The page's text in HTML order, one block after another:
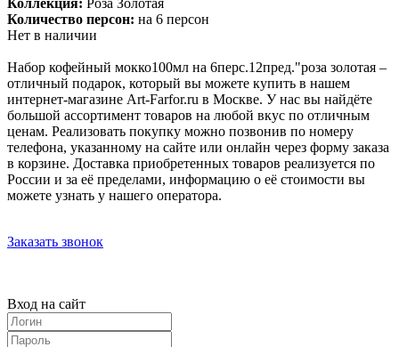
Количество персон: на 6 персон
Нет в наличии
Набор кофейный мокко100мл на 6перс.12пред."роза золотая –
отличный подарок, который вы можете купить в нашем
интернет-магазине Art-Farfor.ru в Москве. У нас вы найдёте
большой ассортимент товаров на любой вкус по отличным
ценам. Реализовать покупку можно позвонив по номеру
телефона, указанному на сайте или онлайн через форму заказа
в корзине. Доставка приобретенных товаров реализуется по
России и за её пределами, информацию о её стоимости вы
можете узнать у нашего оператора.
Заказать звонок
Вход на сайт